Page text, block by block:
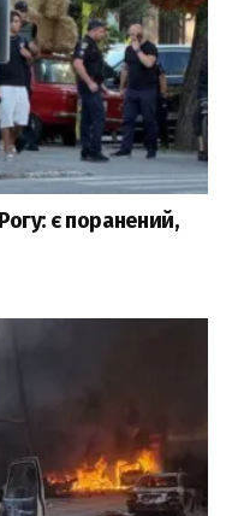
є поранений,